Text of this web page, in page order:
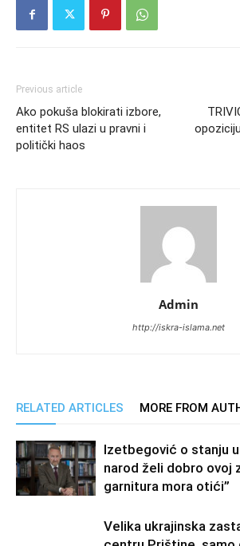
Previous article
Ako pokuša blokirati izbore,
entitet RS ulazi u pravni i
politički haos
Admin
http://iskra-islama.net
RELATED ARTICLES MORE FROM
Izetbegović o stanju u
narod želi dobro ovoj
garnitura mora otići”
Velika ukrajinska